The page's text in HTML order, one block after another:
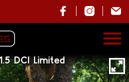
DCI Limited